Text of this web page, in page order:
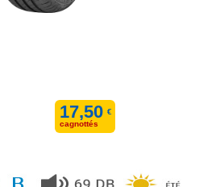
17,50 €
cagnottés